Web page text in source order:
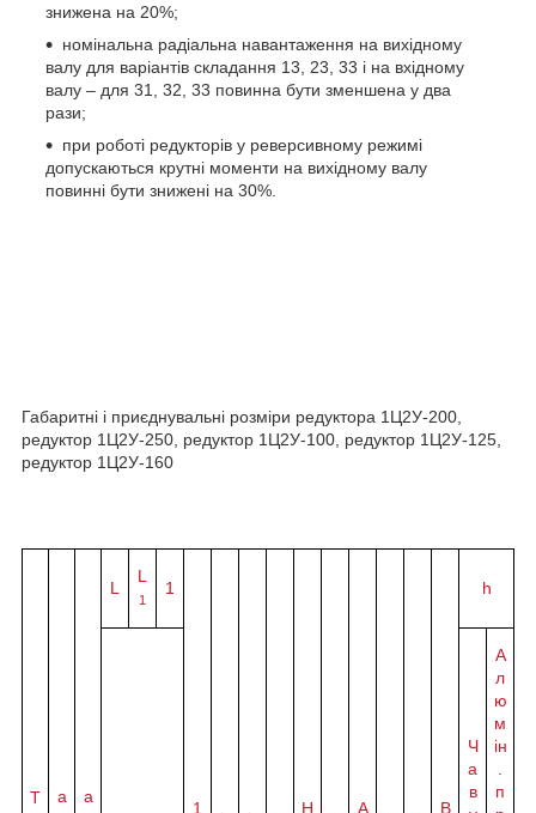
знижена на 20%;
номінальна радіальна навантаження на вихідному
валу для варіантів складання 13, 23, 33 і на вхідному
валу – для 31, 32, 33 повинна бути зменшена у два
рази;
при роботі редукторів у реверсивному режимі
допускаються крутні моменти на вихідному валу
повинні бути знижені на 30%.
Габаритні і приєднувальні розміри редуктора 1Ц2У-200,
редуктор 1Ц2У-250, редуктор 1Ц2У-100, редуктор 1Ц2У-125,
редуктор 1Ц2У-160
Т
а a
L
L
1
1
1 H A B
h
Ч
а
в
А
л
ю
м
ін
п